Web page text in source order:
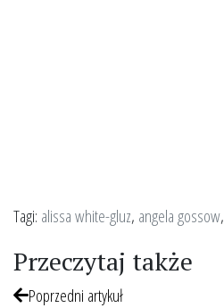
Tagi: alissa white-gluz, angela gossow,
Przeczytaj także
Poprzedni artykuł